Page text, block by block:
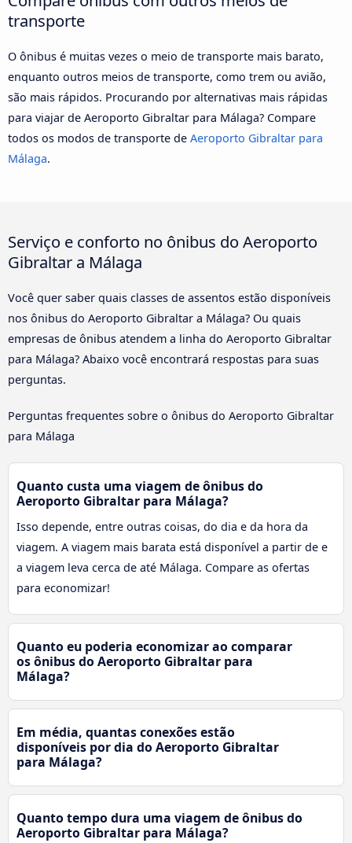
transporte
O ônibus é muitas vezes o meio de transporte mais barato,
enquanto outros meios de transporte, como trem ou avião,
são mais rápidos. Procurando por alternativas mais rápidas
para viajar de Aeroporto Gibraltar para Málaga? Compare
todos os modos de transporte de Aeroporto Gibraltar para
Málaga.
Serviço e conforto no ônibus do Aeroporto
Gibraltar a Málaga
Você quer saber quais classes de assentos estão disponíveis
nos ônibus do Aeroporto Gibraltar a Málaga? Ou quais
empresas de ônibus atendem a linha do Aeroporto Gibraltar
para Málaga? Abaixo você encontrará respostas para suas
perguntas.
Perguntas frequentes sobre o ônibus do Aeroporto Gibraltar
para Málaga
Quanto custa uma viagem de ônibus do
Aeroporto Gibraltar para Málaga?
Isso depende, entre outras coisas, do dia e da hora da
viagem. A viagem mais barata está disponível a partir de e
a viagem leva cerca de até Málaga. Compare as ofertas
para economizar!
Quanto eu poderia economizar ao comparar
os ônibus do Aeroporto Gibraltar para
Málaga?
Em média, quantas conexões estão
disponíveis por dia do Aeroporto Gibraltar
para Málaga?
Quanto tempo dura uma viagem de ônibus do
Aeroporto Gibraltar para Málaga?